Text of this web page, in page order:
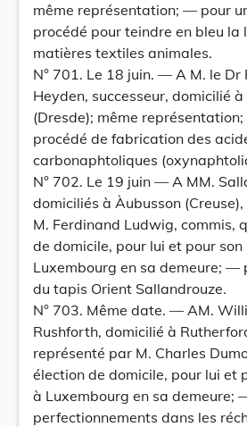
même représentation; — pour
procédé pour teindre en bleu la
matières textiles animales.
N° 701. Le 18 juin. — A M. le Dr
Heyden, successeur, domicilié
(Dresde); même
procédé de fabrication des
carbonaphtoliques
N° 702. Le 19 juin — A MM.
domiciliés à Àubusson
M. Ferdinand Ludwig, commis,
de domicile, pour lui et pour
Luxembourg en sa demeure; —
du tapis Orient Sallandrouze.
N° 703. Même date. — AM.
Rushforth, domicilié à
représenté par M. Charles
élection de domicile, pour lui et
à Luxembourg en sa demeure;
perfectionnements dans les